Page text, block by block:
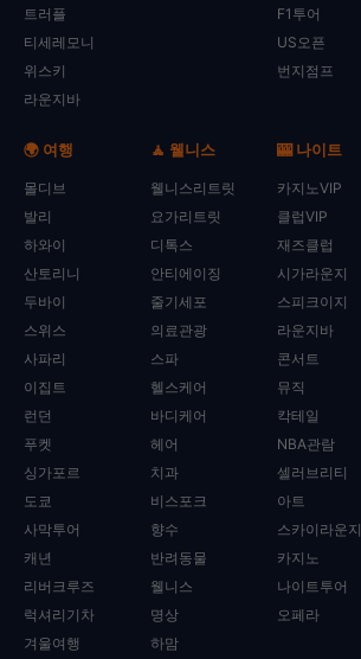
트러플
티세레모니
위스키
라운지바
F1투어
US오픈
번지점프
🌍 여행
몰디브
발리
하와이
산토리니
두바이
스위스
사파리
이집트
런던
푸켓
싱가포르
도쿄
사막투어
캐년
리버크루즈
럭셔리기차
겨울여행
🧘 웰니스
웰니스리트릿
요가리트릿
디톡스
안티에이징
줄기세포
의료관광
스파
헬스케어
바디케어
헤어
치과
비스포크
향수
반려동물
웰니스
명상
하맘
🎰 나이트
카지노VIP
클럽VIP
재즈클럽
시가라운지
스피크이지
라운지바
콘서트
뮤직
칵테일
NBA관람
셀러브리티
아트
스카이라운지
카지노
나이트투어
오페라